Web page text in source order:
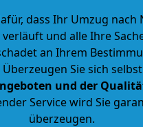
dass Ihr Umzug nach
und alle Ihre
an Ihrem
Sie sich
und der
Service wird Sie
überzeugen.